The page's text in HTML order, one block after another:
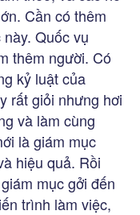
Cần có thêm
Quốc vụ
thêm người. Có
kỷ luật của
rất giỏi nhưng hơi
và làm cùng
là giám mục
hiệu quả. Rồi
mục gởi đến
trình làm việc,